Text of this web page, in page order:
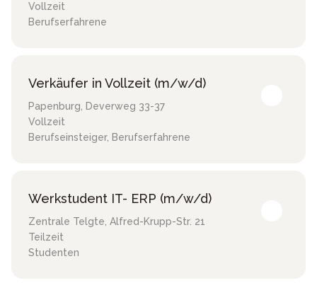
Vollzeit
Berufserfahrene
Verkäufer in Vollzeit (m/w/d)
Papenburg, Deverweg 33-37
Vollzeit
Berufseinsteiger, Berufserfahrene
Werkstudent IT- ERP (m/w/d)
Zentrale Telgte, Alfred-Krupp-Str. 21
Teilzeit
Studenten